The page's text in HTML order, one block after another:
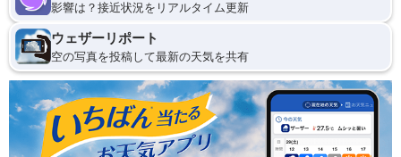
影響は？接近状況をリアルタイム更新
ウェザーリポート
空の写真を投稿して最新の天気を共有